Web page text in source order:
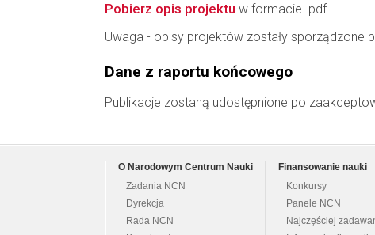
Pobierz opis projektu w formacie .pdf
Uwaga - opisy projektów zostały sporządzone
Dane z raportu końcowego
Publikacje zostaną udostępnione po
O Narodowym Centrum Nauki
Zadania NCN
Dyrekcja
Rada NCN
Finansowanie nauki
Konkursy
Panele NCN
Najczęściej